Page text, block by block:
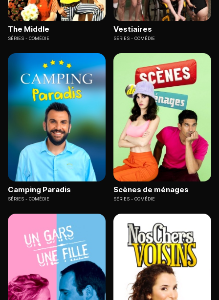
The Middle
SÉRIES COMÉDIE
Vestiaires
SÉRIES COMÉDIE
Camping Paradis
SÉRIES COMÉDIE
Scènes de ménages
SÉRIES COMÉDIE